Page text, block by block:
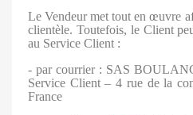
Le Vendeur met tout en œuvre
clientèle. Toutefois, le Client
au Service Client :
- par courrier : SAS
Service Client – 4 rue de la
France